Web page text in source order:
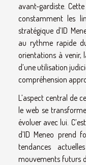
avant-gardiste.
constamment les
stratégique d’ID
au rythme rapide
orientations à venir,
d’une utilisation
compréhension
L’aspect central de
le web se
évoluer avec lui.
d’ID Meneo prend
tendances
mouvements futurs